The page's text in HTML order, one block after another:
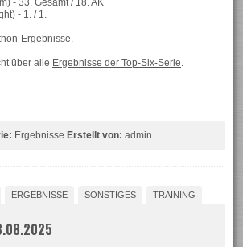
- 1. / 1.
Ergebnisse
über alle Ergebnisse der Top-Six-Serie
ErgebnisseErstellt von: admin
ERGEBNISSE SONSTIGES TRAINING